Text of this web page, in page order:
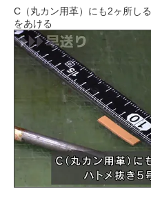
C（丸カン用革）にも2ヶ所し
をあける